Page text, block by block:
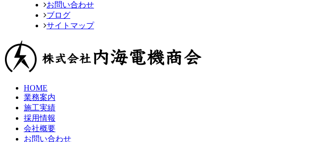
お問い合わせ
ブログ
サイトマップ
HOME
業務案内
施工実績
採用情報
会社概要
お問い合わせ